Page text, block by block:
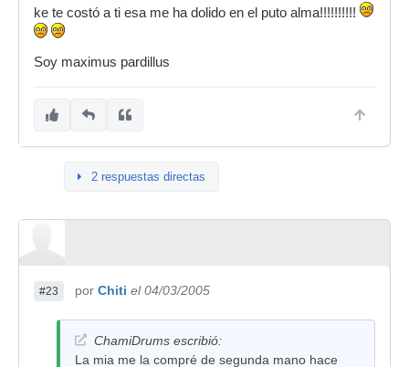
ke te costó a ti esa me ha dolido en el puto alma!!!!!!!!!!
Soy maximus pardillus
2 respuestas directas
#23 por Chiti el 04/03/2005
ChamiDrums escribió:
La mia me la compré de segunda mano hace